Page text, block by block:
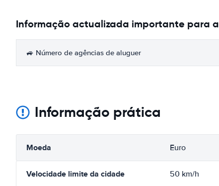
Informação actualizada importante para
🚙 Número de agências de aluguer
Informação prática
Moeda Euro
Velocidade limite da cidade 50 km/h